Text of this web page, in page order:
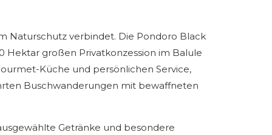
Naturschutz verbindet. Die Pondoro Black
Hektar großen Privatkonzession im Balule
Küche und persönlichen Service,
Buschwanderungen mit bewaffneten
Getränke und besondere